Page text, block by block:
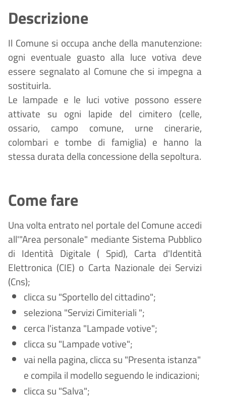
Descrizione
Il Comune si occupa anche della manutenzione:
ogni eventuale guasto alla luce votiva deve
essere segnalato al Comune che si impegna a
sostituirla.
Le lampade e le luci votive possono essere
attivate su ogni lapide del cimitero (celle,
ossario, campo comune, urne cinerarie,
colombari e tombe di famiglia) e hanno la
stessa durata della concessione della sepoltura.
Come fare
Una volta entrato nel portale del Comune accedi
all'"Area personale" mediante Sistema Pubblico
di Identità Digitale ( Spid), Carta d'Identità
Elettronica (CIE) o Carta Nazionale dei Servizi
(Cns);
clicca su "Sportello del cittadino";
seleziona "Servizi Cimiteriali ";
cerca l'istanza "Lampade votive";
clicca su "Lampade votive";
vai nella pagina, clicca su "Presenta istanza"
e compila il modello seguendo le indicazioni;
clicca su "Salva";